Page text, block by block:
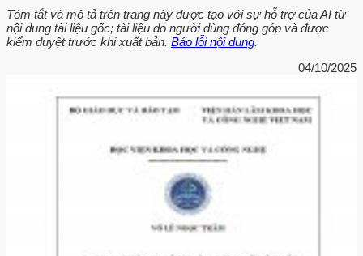
Tóm tắt và mô tả trên trang này được tạo với sự hỗ trợ của AI từ
nội dung tài liệu gốc; tài liệu do người dùng đóng góp và được
kiểm duyệt trước khi xuất bản. Báo lỗi nội dung.
04/10/2025